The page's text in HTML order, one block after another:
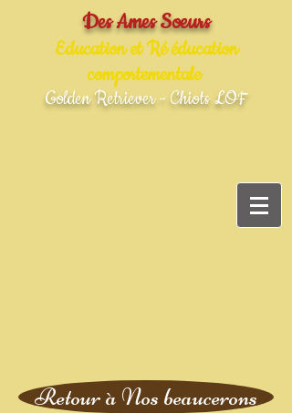
Des Ames Soeurs
Education et Ré éducation
comportementale
Golden Retriever - Chiots LOF
Retour à Nos beaucerons